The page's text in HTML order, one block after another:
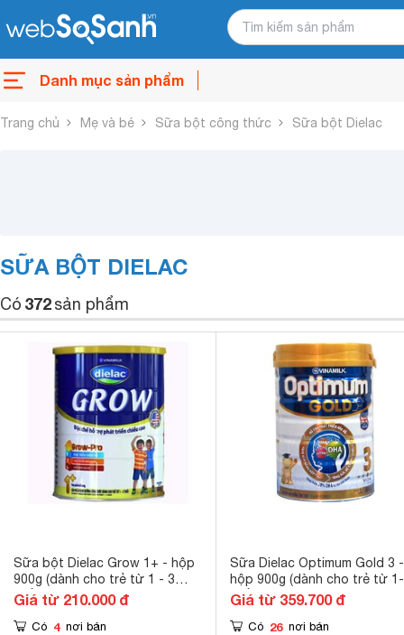
Danh mục sản phẩm
Trang chủ Mẹ và bé Sữa bột công thức Sữa bột Dielac
SỮA BỘT DIELAC
Có 372sản phẩm
Sữa bột Dielac Grow 1+ - hộp
900g (dành cho trẻ từ 1 - 3
tuổi)
Giá từ 210.000 đ
Có 4 nơi bán
Sữa Dielac Optimum Gold 3 -
hộp 900g (dành cho trẻ từ
tuổi)
Giá từ 359.700 đ
Có 26 nơi bán